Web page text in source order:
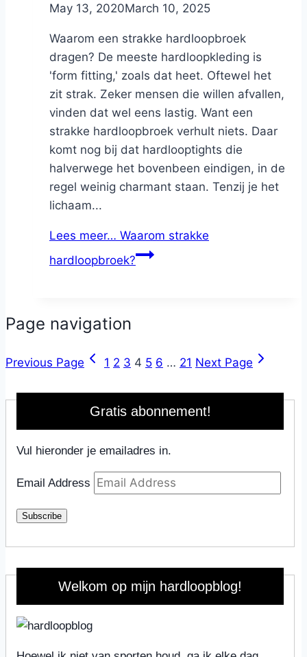
ByNicole
May 13, 2020March 10, 2025
Waarom een strakke hardloopbroek
dragen? De meeste hardloopkleding is
'form fitting,' zoals dat heet. Oftewel het
zit strak. Zeker mensen die willen afvallen,
vinden dat wel eens lastig. Want een
strakke hardloopbroek verhult niets. Daar
komt nog bij dat hardlooptights die
halverwege het bovenbeen eindigen, in de
regel weinig charmant staan. Tenzij je het
lichaam...
Lees meer… Waarom strakke
hardloopbroek?
Page navigation
Previous Page 1 2 3 4 5 6 … 21 Next Page
Gratis abonnement!
Vul hieronder je emailadres in.
Email Address
Subscribe
Welkom op mijn hardloopblog!